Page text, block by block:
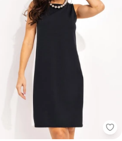
- Vestido (Preto) em